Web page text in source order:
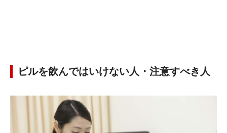
ピルを飲んではいけない人・注意すべき人